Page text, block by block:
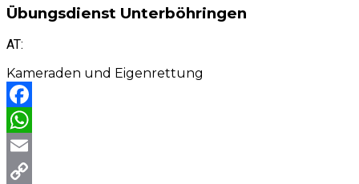
Übungsdienst Unterböhringen
AT:
Kameraden und Eigenrettung
Facebook
WhatsApp
Email